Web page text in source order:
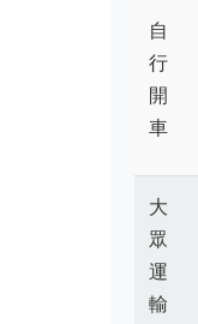
自
行
開
車
大
眾
運
輸